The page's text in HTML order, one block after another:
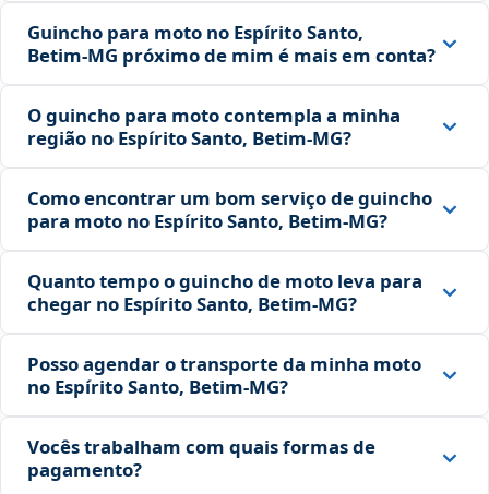
Guincho para moto no Espírito Santo,
Betim‑MG próximo de mim é mais em conta?
O guincho para moto contempla a minha
região no Espírito Santo, Betim‑MG?
Como encontrar um bom serviço de guincho
para moto no Espírito Santo, Betim‑MG?
Quanto tempo o guincho de moto leva para
chegar no Espírito Santo, Betim‑MG?
Posso agendar o transporte da minha moto
no Espírito Santo, Betim‑MG?
Vocês trabalham com quais formas de
pagamento?